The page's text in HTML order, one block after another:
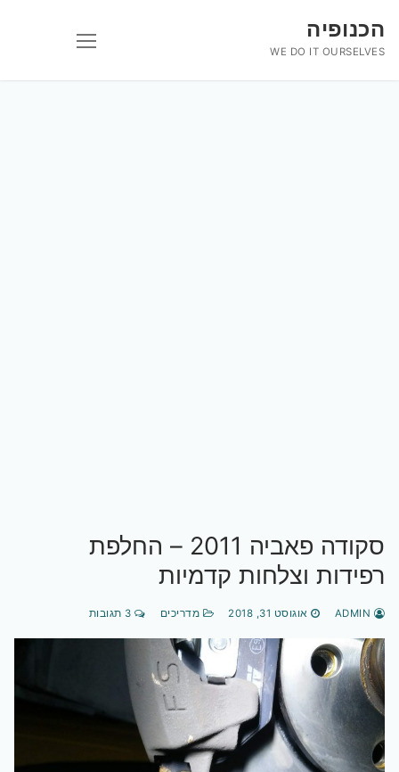
לתוכןהכנופיה
WE DO IT OURSELVES
סקודה פאביה 2011 – החלפת
רפידות וצלחות קדמיות
אוגוסט 31, 2018 מדריכים